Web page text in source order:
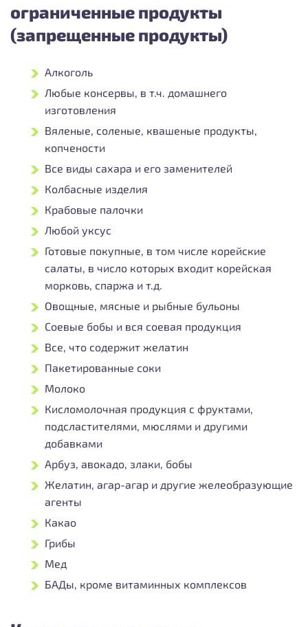
ограниченные продукты
(запрещенные продукты)
Алкоголь
Любые консервы, в т.ч. домашнего
изготовления
Вяленые, соленые, квашеные продукты,
копчености
Все виды сахара и его заменителей
Колбасные изделия
Крабовые палочки
Любой уксус
Готовые покупные, в том числе корейские
салаты, в число которых входит корейская
морковь, спаржа и т.д.
Овощные, мясные и рыбные бульоны
Соевые бобы и вся соевая продукция
Все, что содержит желатин
Пакетированные соки
Молоко
Кисломолочная продукция с фруктами,
подсластителями, мюслями и другими
добавками
Арбуз, авокадо, злаки, бобы
Желатин, агар-агар и другие желеобразующие
агенты
Какао
Грибы
Мед
БАДы, кроме витаминных комплексов